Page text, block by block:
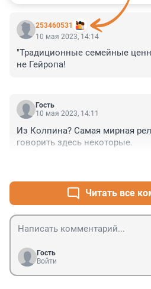
253460531
10 мая 2023, 14:14
"Традиционные семейные
не Гейропа!
Гость
10 мая 2023, 14:11
Из Колпина? Самая мирная
говорить здесь некоторые.
Читать все
Гость
Войти